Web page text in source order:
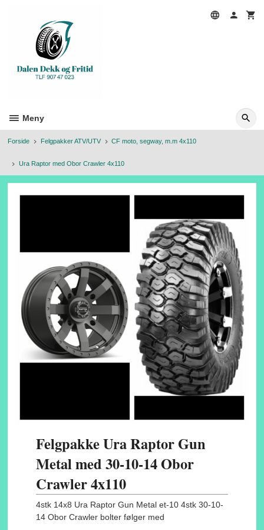
Meny
Forside Felgpakker ATV/UTV CF moto, segway, m.m 4x110
Ura Raptor med Obor Crawler 4x110
Felgpakke Ura Raptor Gun
Metal med 30-10-14 Obor
Crawler 4x110
4stk 14x8 Ura Raptor Gun Metal et-10 4stk 30-10-
14 Obor Crawler bolter følger med